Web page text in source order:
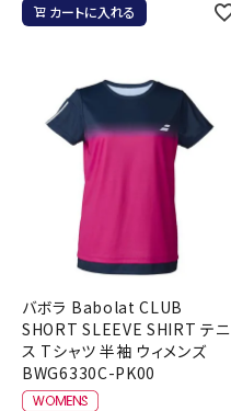
カートに入れる
バボラ Babolat CLUB
SHORT SLEEVE SHIRT テニ
ス Tシャツ 半袖 ウィメンズ
BWG6330C-PK00